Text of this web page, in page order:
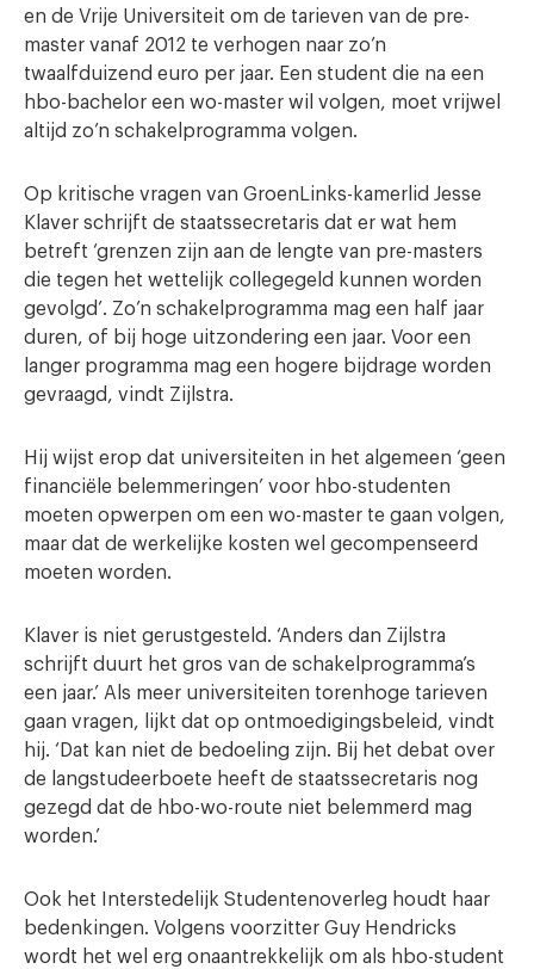
en de Vrije Universiteit om de tarieven van de pre-
master vanaf 2012 te verhogen naar zo’n
twaalfduizend euro per jaar. Een student die na een
hbo-bachelor een wo-master wil volgen, moet vrijwel
altijd zo’n schakelprogramma volgen.
Op kritische vragen van GroenLinks-kamerlid Jesse
Klaver schrijft de staatssecretaris dat er wat hem
betreft ‘grenzen zijn aan de lengte van pre-masters
die tegen het wettelijk collegegeld kunnen worden
gevolgd’. Zo’n schakelprogramma mag een half jaar
duren, of bij hoge uitzondering een jaar. Voor een
langer programma mag een hogere bijdrage worden
gevraagd, vindt Zijlstra.
Hij wijst erop dat universiteiten in het algemeen ‘geen
financiële belemmeringen’ voor hbo-studenten
moeten opwerpen om een wo-master te gaan volgen,
maar dat de werkelijke kosten wel gecompenseerd
moeten worden.
Klaver is niet gerustgesteld. ‘Anders dan Zijlstra
schrijft duurt het gros van de schakelprogramma’s
een jaar.’ Als meer universiteiten torenhoge tarieven
gaan vragen, lijkt dat op ontmoedigingsbeleid, vindt
hij. ‘Dat kan niet de bedoeling zijn. Bij het debat over
de langstudeerboete heeft de staatssecretaris nog
gezegd dat de hbo-wo-route niet belemmerd mag
worden.’
Ook het Interstedelijk Studentenoverleg houdt haar
bedenkingen. Volgens voorzitter Guy Hendricks
wordt het wel erg onaantrekkelijk om als hbo-student